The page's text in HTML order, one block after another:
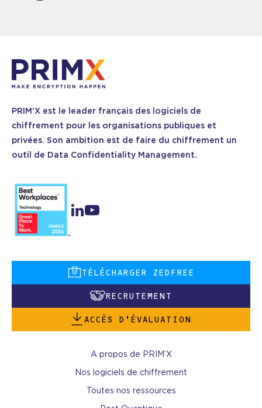
PRIM’X est le leader français des logiciels de
chiffrement pour les organisations publiques et
privées. Son ambition est de faire du chiffrement un
outil de Data Confidentiality Management.
TÉLÉCHARGER ZEDFREE
RECRUTEMENT
ACCÈS D’ÉVALUATION
A propos de PRIM’X
Nos logiciels de chiffrement
Toutes nos ressources